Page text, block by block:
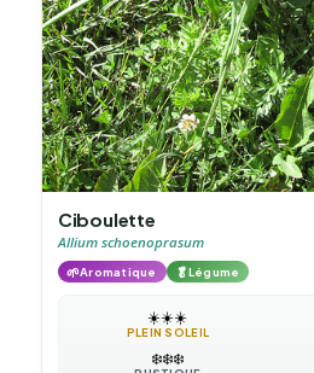
Ciboulette
Allium schoenoprasum
🌱Aromatique 🥬Légume
☀️☀️☀️
PLEIN SOLEIL
❄️❄️❄️